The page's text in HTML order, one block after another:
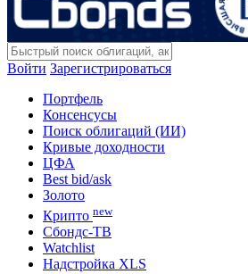
Войти Зарегистрироваться
Портфель
Консенсусы
Поиск облигаций (ИИ)
Кривые доходности
ЦФА
Best bid/ask
Золото
Крипто new
Сбондс-ТВ
Watchlist
Надстройка XLS